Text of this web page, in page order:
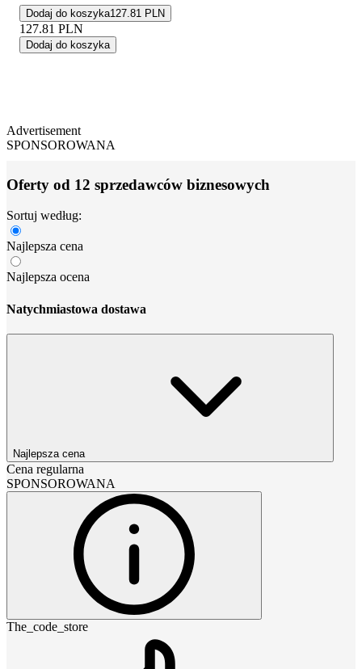
Dodaj do koszyka127.81 PLN
127.81 PLN
Dodaj do koszyka
Advertisement
SPONSOROWANA
Oferty od 12 sprzedawców biznesowych
Sortuj według:
Najlepsza cena
Najlepsza ocena
Natychmiastowa dostawa
Najlepsza cena
Cena regularna
SPONSOROWANA
The_code_store